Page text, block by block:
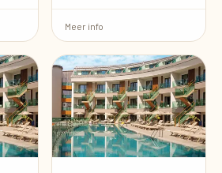
Meer info